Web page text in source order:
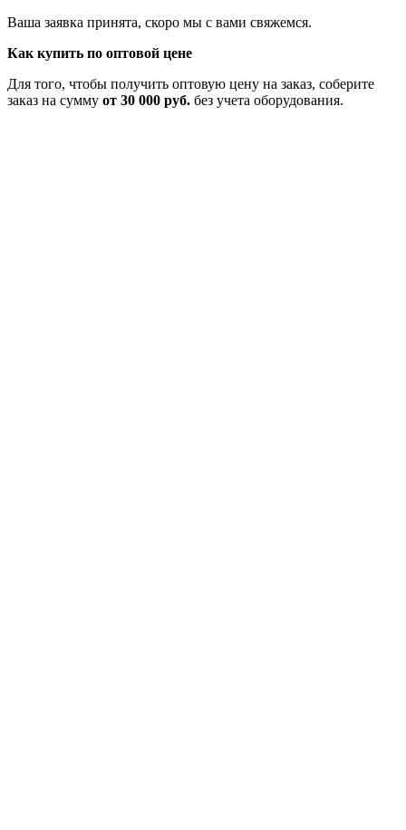
Ваша заявка принята, скоро мы с вами свяжемся.
Как купить по оптовой цене
Для того, чтобы получить оптовую цену на заказ, соберите
заказ на сумму от 30 000 руб. без учета оборудования.